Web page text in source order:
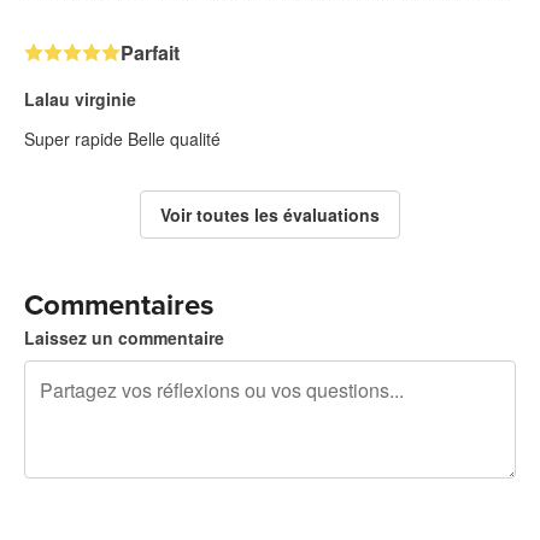
Parfait
Lalau virginie
Super rapide Belle qualité
Voir toutes les évaluations
Commentaires
Laissez un commentaire